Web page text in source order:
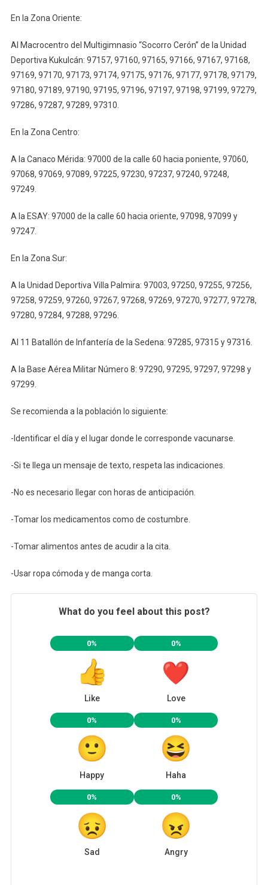
En la Zona Oriente:
Al Macrocentro del Multigimnasio “Socorro Cerón” de la Unidad
Deportiva Kukulcán: 97157, 97160, 97165, 97166, 97167, 97168,
97169, 97170, 97173, 97174, 97175, 97176, 97177, 97178, 97179,
97180, 97189, 97190, 97195, 97196, 97197, 97198, 97199, 97279,
97286, 97287, 97289, 97310.
En la Zona Centro:
A la Canaco Mérida: 97000 de la calle 60 hacia poniente, 97060,
97068, 97069, 97089, 97225, 97230, 97237, 97240, 97248,
97249.
A la ESAY: 97000 de la calle 60 hacia oriente, 97098, 97099 y
97247.
En la Zona Sur:
A la Unidad Deportiva Villa Palmira: 97003, 97250, 97255, 97256,
97258, 97259, 97260, 97267, 97268, 97269, 97270, 97277, 97278,
97280, 97284, 97288, 97296.
Al 11 Batallón de Infantería de la Sedena: 97285, 97315 y 97316.
A la Base Aérea Militar Número 8: 97290, 97295, 97297, 97298 y
97299.
Se recomienda a la población lo siguiente:
-Identificar el día y el lugar donde le corresponde vacunarse.
-Si te llega un mensaje de texto, respeta las indicaciones.
-No es necesario llegar con horas de anticipación.
-Tomar los medicamentos como de costumbre.
-Tomar alimentos antes de acudir a la cita.
-Usar ropa cómoda y de manga corta.
What do you feel about this post?
0%
Like
0%
Love
0%
Happy
0%
Haha
0%
Sad
0%
Angry